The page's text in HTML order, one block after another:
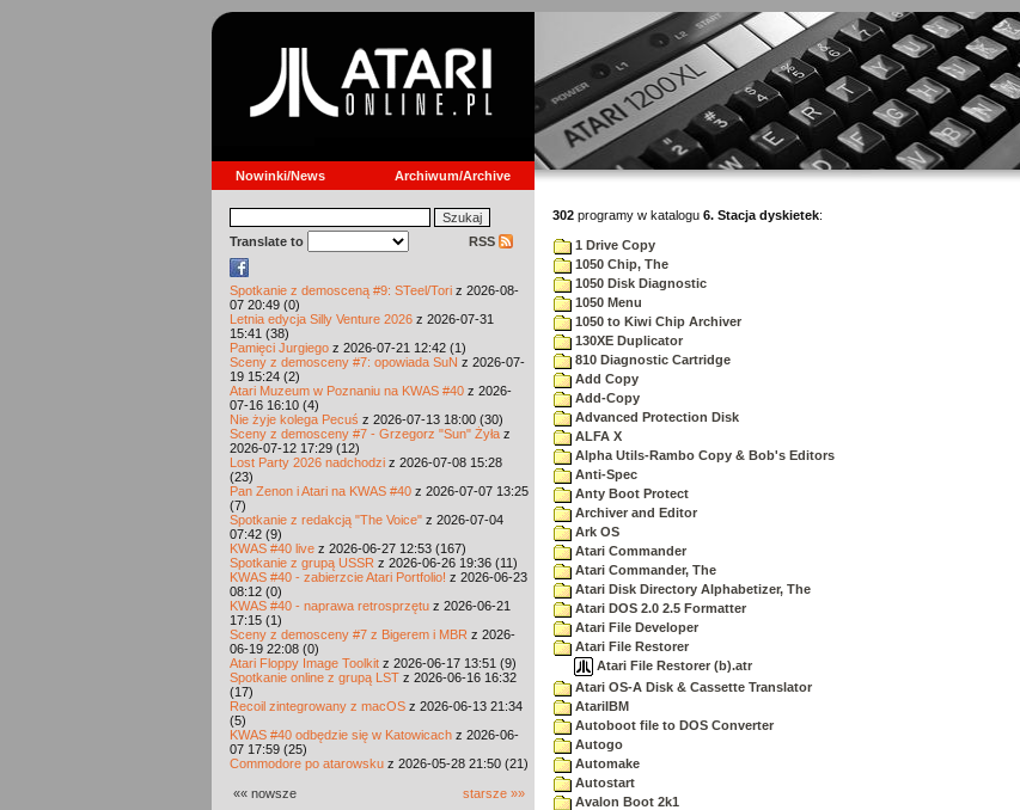
Nowinki/News Archiwum/Archive
Translate to RSS
Spotkanie z demosceną #9: STeel/Tori z 2026-08-
07 20:49 (0)
Letnia edycja Silly Venture 2026 z 2026-07-31
15:41 (38)
Pamięci Jurgiego z 2026-07-21 12:42 (1)
Sceny z demosceny #7: opowiada SuN z 2026-07-
19 15:24 (2)
Atari Muzeum w Poznaniu na KWAS #40 z 2026-
07-16 16:10 (4)
Nie żyje kolega Pecuś z 2026-07-13 18:00 (30)
Sceny z demosceny #7 - Grzegorz "Sun" Żyła z
2026-07-12 17:29 (12)
Lost Party 2026 nadchodzi z 2026-07-08 15:28
(23)
Pan Zenon i Atari na KWAS #40 z 2026-07-07 13:25
(7)
Spotkanie z redakcją "The Voice" z 2026-07-04
07:42 (9)
KWAS #40 live z 2026-06-27 12:53 (167)
Spotkanie z grupą USSR z 2026-06-26 19:36 (11)
KWAS #40 - zabierzcie Atari Portfolio! z 2026-06-23
08:12 (0)
KWAS #40 - naprawa retrosprzętu z 2026-06-21
17:15 (1)
Sceny z demosceny #7 z Bigerem i MBR z 2026-
06-19 22:08 (0)
Atari Floppy Image Toolkit z 2026-06-17 13:51 (9)
Spotkanie online z grupą LST z 2026-06-16 16:32
(17)
Recoil zintegrowany z macOS z 2026-06-13 21:34
(5)
KWAS #40 odbędzie się w Katowicach z 2026-06-
07 17:59 (25)
Commodore po atarowsku z 2026-05-28 21:50 (21)
«« nowsze starsze »»
302 programy w katalogu 6. Stacja dyskietek:
1 Drive Copy
1050 Chip, The
1050 Disk Diagnostic
1050 Menu
1050 to Kiwi Chip Archiver
130XE Duplicator
810 Diagnostic Cartridge
Add Copy
Add-Copy
Advanced Protection Disk
ALFA X
Alpha Utils-Rambo Copy & Bob's Editors
Anti-Spec
Anty Boot Protect
Archiver and Editor
Ark OS
Atari Commander
Atari Commander, The
Atari Disk Directory Alphabetizer, The
Atari DOS 2.0 2.5 Formatter
Atari File Developer
Atari File Restorer
Atari File Restorer (b).atr
Atari OS-A Disk & Cassette Translator
AtariIBM
Autoboot file to DOS Converter
Autogo
Automake
Autostart
Avalon Boot 2k1